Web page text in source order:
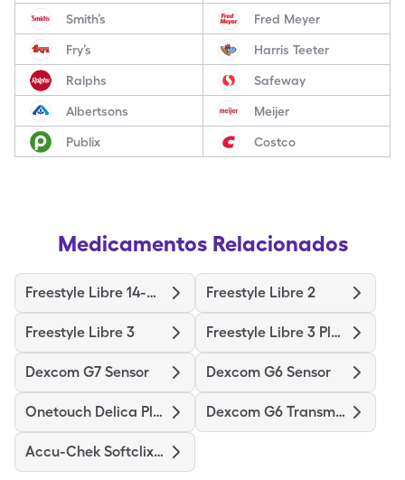
Smith’s Fred Meyer
Fry’s Harris Teeter
Ralphs Safeway
Albertsons Meijer
Publix Costco
Medicamentos Relacionados
Freestyle Libre 14-Day Freestyle Libre 2
Freestyle Libre 3 Freestyle Libre 3 Plus Sensor
Dexcom G7 Sensor Dexcom G6 Sensor
Onetouch Delica Plus Dexcom G6 Transmitter
Accu-Chek Softclix Lancets